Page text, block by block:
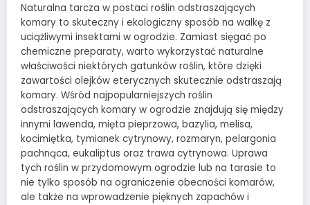
Naturalna tarcza w postaci roślin odstraszających
komary to skuteczny i ekologiczny sposób na walkę z
uciążliwymi insektami w ogrodzie. Zamiast sięgać po
chemiczne preparaty, warto wykorzystać naturalne
właściwości niektórych gatunków roślin, które dzięki
zawartości olejków eterycznych skutecznie odstraszają
komary. Wśród najpopularniejszych roślin
odstraszających komary w ogrodzie znajdują się między
innymi lawenda, mięta pieprzowa, bazylia, melisa,
kocimiętka, tymianek cytrynowy, rozmaryn, pelargonia
pachnąca, eukaliptus oraz trawa cytrynowa. Uprawa
tych roślin w przydomowym ogrodzie lub na tarasie to
nie tylko sposób na ograniczenie obecności komarów,
ale także na wprowadzenie pięknych zapachów i